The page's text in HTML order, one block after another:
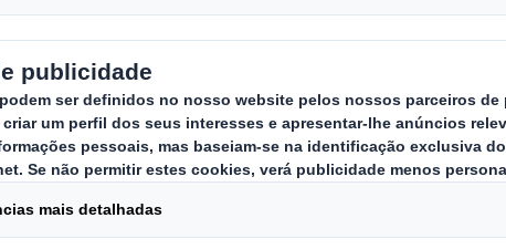
do
papel no mundo
Combinação IP + DS Smith
Sustentabilidade
Meios de comunicação
Candidaturas